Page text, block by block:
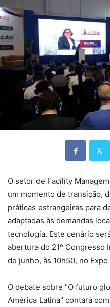
O setor de Facility
um momento de transição,
práticas estrangeiras para
adaptadas às demandas
tecnologia. Este cenário
abertura do 21º Congresso
de junho, às 10h50, no
O debate sobre "O futuro
América Latina" contará